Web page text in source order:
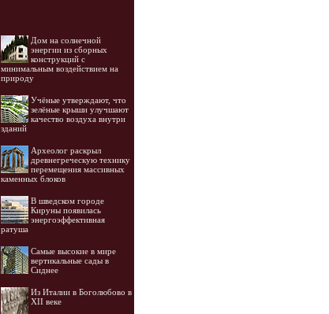
Дом на солнечной
энергии из сборных
конструкций с
минимальным воздействием на
природу
Учёные утверждают, что
зелёные крыши улучшают
качество воздуха внутри
зданий
Археолог раскрыл
древнегреческую технику
перемещения массивных
каменных блоков
В шведском городе
Кируны появилась
энергоэффективная
ратуша
Самые высокие в мире
вертикальные сады в
Сиднее
Из Италии в Боголюбово в
XII веке